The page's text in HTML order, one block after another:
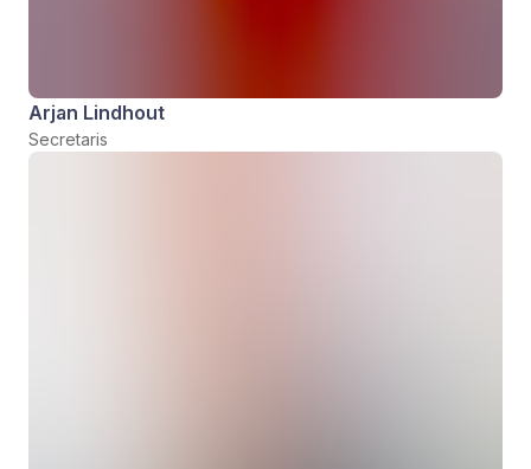
Arjan Lindhout
Secretaris